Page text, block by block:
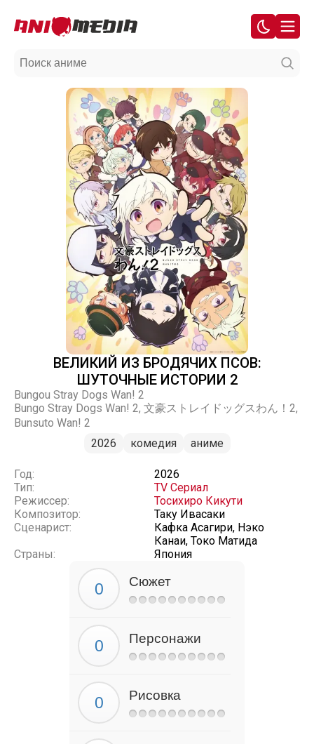
ВЕЛИКИЙ ИЗ БРОДЯЧИХ ПСОВ:
ШУТОЧНЫЕ ИСТОРИИ 2
Bungou Stray Dogs Wan! 2
Bungo Stray Dogs Wan! 2, 文豪ストレイドッグスわん！2,
Bunsuto Wan! 2
2026
комедия аниме
Год:
2026
Тип:
TV Сериал
Режиссер:
Тосихиро Кикути
Композитор:
Таку Ивасаки
Сценарист:
Кафка Асагири, Нэко
Канаи, Токо Матида
Страны:
Япония
Сюжет
Персонажи
Рисовка